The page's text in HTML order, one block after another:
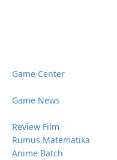
Game Center
Game News
Review Film
Rumus Matematika
Anime Batch